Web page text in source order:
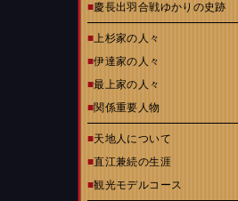
■慶長出羽合戦ゆかりの史跡
■上杉家の人々
■伊達家の人々
■最上家の人々
■関係重要人物
■天地人について
■直江兼続の生涯
■観光モデルコース